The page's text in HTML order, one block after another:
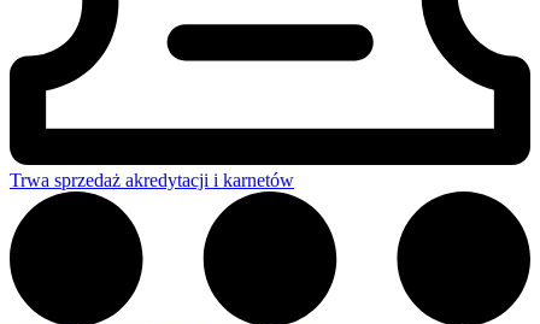
Trwa sprzedaż akredytacji i karnetów